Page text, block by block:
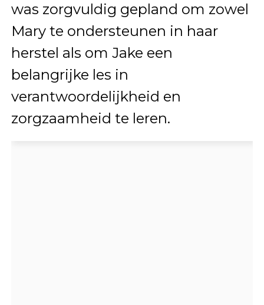
was zorgvuldig gepland om zowel
Mary te ondersteunen in haar
herstel als om Jake een
belangrijke les in
verantwoordelijkheid en
zorgzaamheid te leren.